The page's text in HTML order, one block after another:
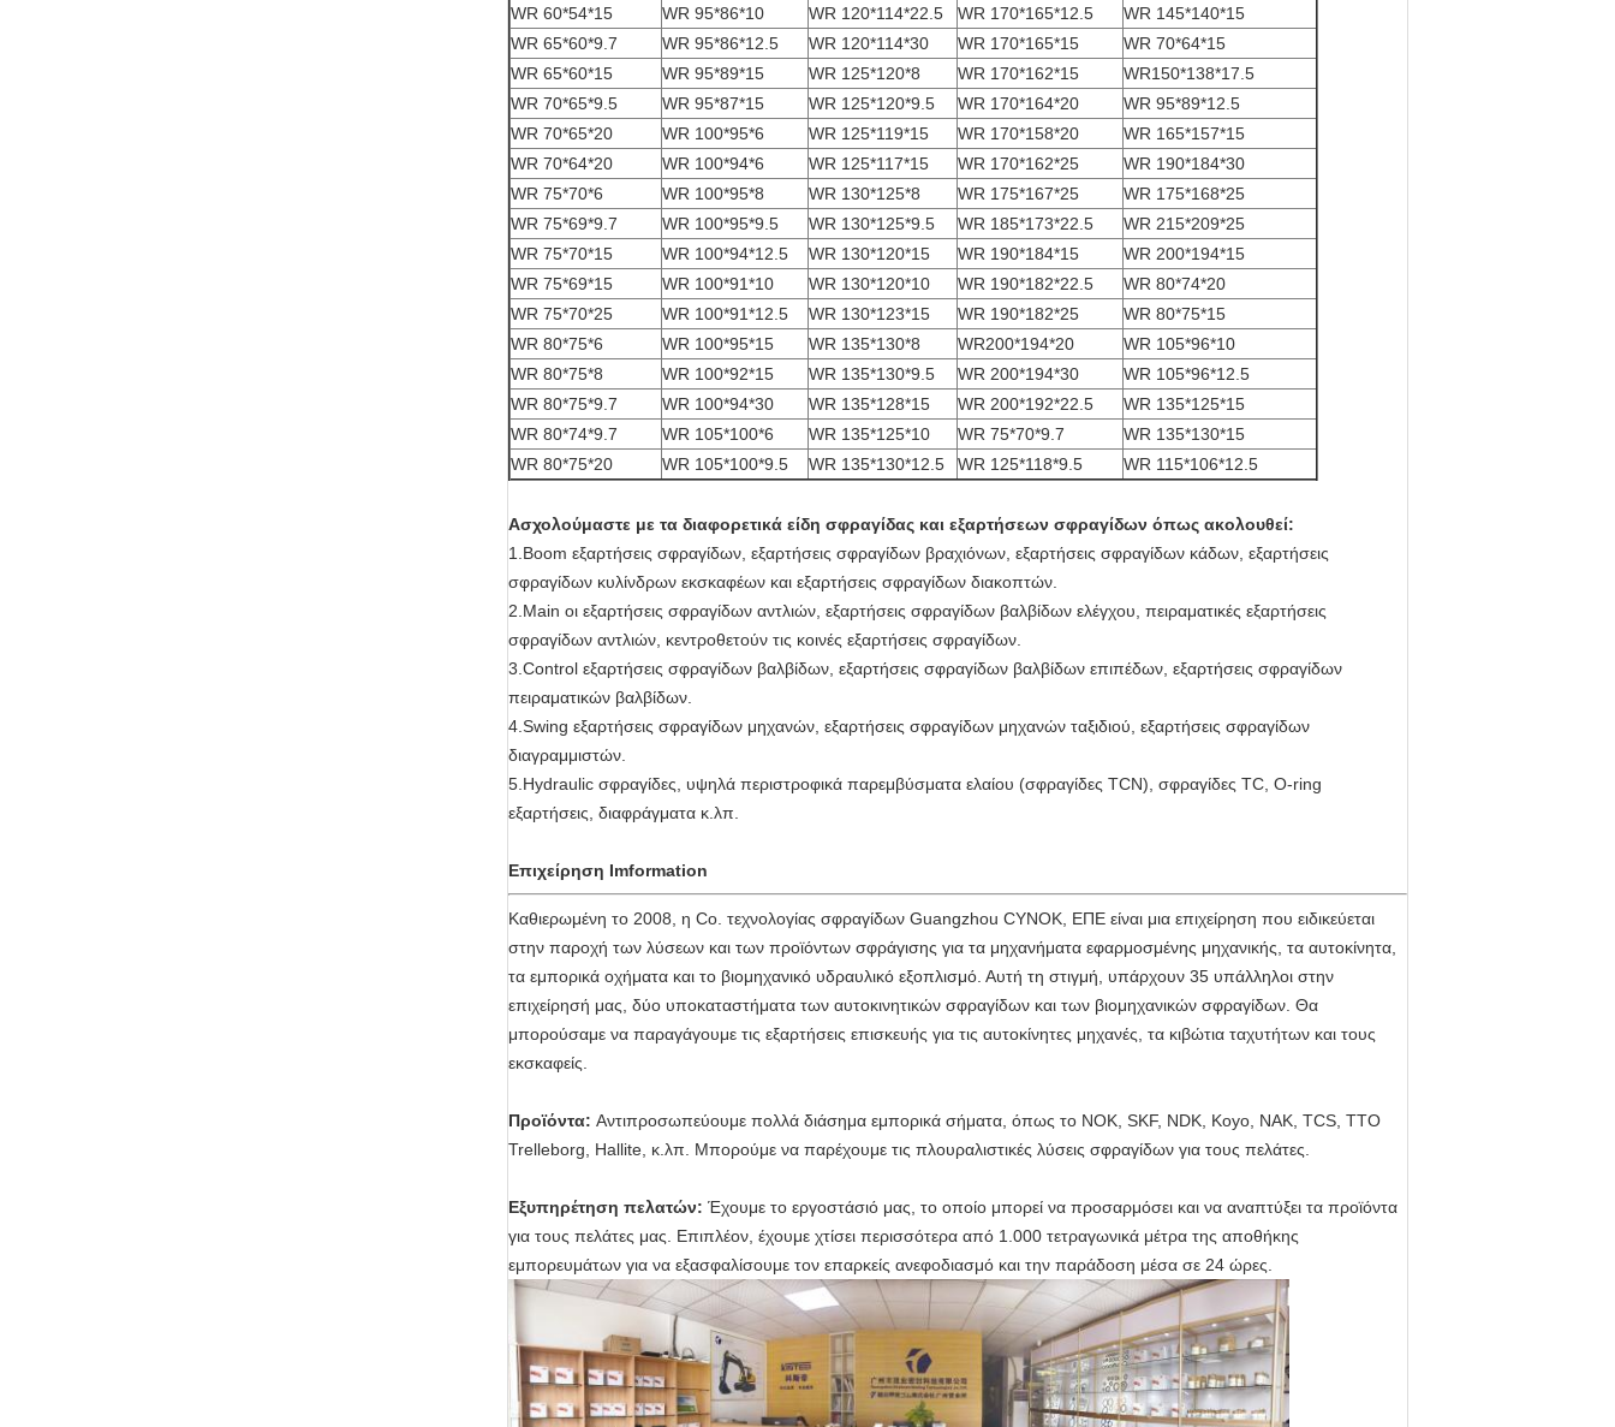
WR 60*54*15
WR 95*86*10 WR 120*114*22.5 WR 170*165*12.5
WR 145*140*15
WR 65*60*9.7
WR 95*86*12.5 WR 120*114*30 WR 170*165*15
WR 70*64*15
WR 65*60*15
WR 95*89*15 WR 125*120*8 WR 170*162*15
WR150*138*17.5
WR 70*65*9.5
WR 95*87*15 WR 125*120*9.5 WR 170*164*20
WR 95*89*12.5
WR 70*65*20
WR 100*95*6 WR 125*119*15 WR 170*158*20
WR 165*157*15
WR 70*64*20
WR 100*94*6 WR 125*117*15 WR 170*162*25
WR 190*184*30
WR 75*70*6
WR 100*95*8 WR 130*125*8 WR 175*167*25
WR 175*168*25
WR 75*69*9.7
WR 100*95*9.5 WR 130*125*9.5 WR 185*173*22.5
WR 215*209*25
WR 75*70*15
WR 100*94*12.5 WR 130*120*15 WR 190*184*15
WR 200*194*15
WR 75*69*15
WR 100*91*10 WR 130*120*10 WR 190*182*22.5
WR 80*74*20
WR 75*70*25
WR 100*91*12.5 WR 130*123*15 WR 190*182*25
WR 80*75*15
WR 80*75*6
WR 100*95*15 WR 135*130*8 WR200*194*20
WR 105*96*10
WR 80*75*8
WR 100*92*15 WR 135*130*9.5 WR 200*194*30
WR 105*96*12.5
WR 80*75*9.7
WR 100*94*30 WR 135*128*15 WR 200*192*22.5
WR 135*125*15
WR 80*74*9.7
WR 105*100*6 WR 135*125*10 WR 75*70*9.7
WR 135*130*15
WR 80*75*20
WR 105*100*9.5 WR 135*130*12.5 WR 125*118*9.5 WR 115*106*12.5
Ασχολούμαστε με τα διαφορετικά είδη σφραγίδας και εξαρτήσεων σφραγίδων όπως ακολουθεί:
1.Boom εξαρτήσεις σφραγίδων, εξαρτήσεις σφραγίδων βραχιόνων, εξαρτήσεις σφραγίδων κάδων, εξαρτήσεις
σφραγίδων κυλίνδρων εκσκαφέων και εξαρτήσεις σφραγίδων διακοπτών.
2.Main οι εξαρτήσεις σφραγίδων αντλιών, εξαρτήσεις σφραγίδων βαλβίδων ελέγχου, πειραματικές εξαρτήσεις
σφραγίδων αντλιών, κεντροθετούν τις κοινές εξαρτήσεις σφραγίδων.
3.Control εξαρτήσεις σφραγίδων βαλβίδων, εξαρτήσεις σφραγίδων βαλβίδων επιπέδων, εξαρτήσεις σφραγίδων
πειραματικών βαλβίδων.
4.Swing εξαρτήσεις σφραγίδων μηχανών, εξαρτήσεις σφραγίδων μηχανών ταξιδιού, εξαρτήσεις σφραγίδων
διαγραμμιστών.
5.Hydraulic σφραγίδες, υψηλά περιστροφικά παρεμβύσματα ελαίου (σφραγίδες TCN), σφραγίδες TC, O-ring
εξαρτήσεις, διαφράγματα κ.λπ.
Επιχείρηση Imformation
Καθιερωμένη το 2008, η Co. τεχνολογίας σφραγίδων Guangzhou CYNOK, ΕΠΕ είναι μια επιχείρηση που ειδικεύεται
στην παροχή των λύσεων και των προϊόντων σφράγισης για τα μηχανήματα εφαρμοσμένης μηχανικής, τα αυτοκίνητα,
τα εμπορικά οχήματα και το βιομηχανικό υδραυλικό εξοπλισμό. Αυτή τη στιγμή, υπάρχουν 35 υπάλληλοι στην
επιχείρησή μας, δύο υποκαταστήματα των αυτοκινητικών σφραγίδων και των βιομηχανικών σφραγίδων. Θα
μπορούσαμε να παραγάγουμε τις εξαρτήσεις επισκευής για τις αυτοκίνητες μηχανές, τα κιβώτια ταχυτήτων και τους
εκσκαφείς.
Προϊόντα: Αντιπροσωπεύουμε πολλά διάσημα εμπορικά σήματα, όπως το NOK, SKF, NDK, Koyo, NAK, TCS, TTO
Trelleborg, Hallite, κ.λπ. Μπορούμε να παρέχουμε τις πλουραλιστικές λύσεις σφραγίδων για τους πελάτες.
Εξυπηρέτηση πελατών: Έχουμε το εργοστάσιό μας, το οποίο μπορεί να προσαρμόσει και να αναπτύξει τα προϊόντα
για τους πελάτες μας. Επιπλέον, έχουμε χτίσει περισσότερα από 1.000 τετραγωνικά μέτρα της αποθήκης
εμπορευμάτων για να εξασφαλίσουμε τον επαρκείς ανεφοδιασμό και την παράδοση μέσα σε 24 ώρες.